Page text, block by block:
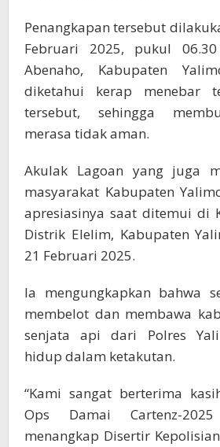
Penangkapan tersebut
Februari 2025, pukul
Abenaho, Kabupaten
diketahui kerap menebar
tersebut, sehingga
merasa tidak aman.
Akulak Lagoan yang juga
masyarakat Kabupaten
apresiasinya saat ditemui di
Distrik Elelim, Kabupaten
21 Februari 2025.
Ia mengungkapkan bahwa
membelot dan membawa
senjata api dari Polres
hidup dalam ketakutan.
“Kami sangat berterima
Ops Damai Cartenz-
menangkap Disertir